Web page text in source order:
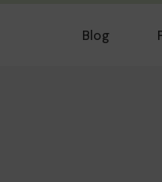
Blog